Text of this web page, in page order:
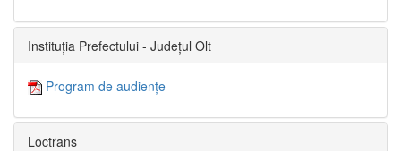
Instituția Prefectului - Județul Olt
Program de audiențe
Loctrans